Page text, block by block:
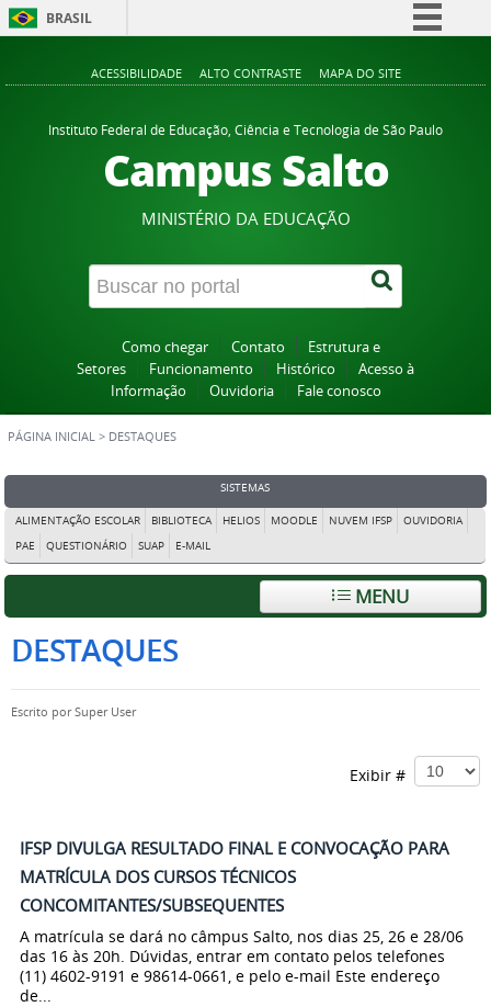
BRASIL
Comunica BR
Participe
Acesso à informação
Canais
ACESSIBILIDADE ALTO CONTRASTE MAPA DO SITE
Instituto Federal de Educação, Ciência e Tecnologia de São Paulo
Campus Salto
MINISTÉRIO DA EDUCAÇÃO
Como chegar Contato
Estrutura e
Setores
Funcionamento Histórico
Acesso à
Informação
Ouvidoria Fale conosco
PÁGINA INICIAL > DESTAQUES
SISTEMAS
ALIMENTAÇÃO ESCOLAR BIBLIOTECA HELIOS MOODLE NUVEM IFSP
OUVIDORIA
PAE
QUESTIONÁRIO SUAP E-MAIL
MENU
DESTAQUES
Escrito porSuper User
Exibir #
IFSP DIVULGA RESULTADO FINAL E CONVOCAÇÃO PARA
MATRÍCULA DOS CURSOS TÉCNICOS
CONCOMITANTES/SUBSEQUENTES
A matrícula se dará no câmpus Salto, nos dias 25, 26 e 28/06
das 16 às 20h. Dúvidas, entrar em contato pelos telefones
(11) 4602-9191 e 98614-0661, e pelo e-mail Este endereço
de...